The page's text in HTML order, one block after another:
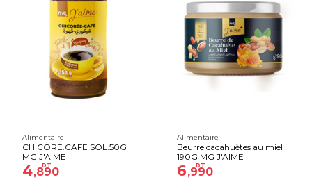
Alimentaire
CHICORE.CAFE SOL.50G
MG J'AIME
4,890
DT
Alimentaire
Beurre cacahuètes au miel
190G MG J'AIME
6,990
DT